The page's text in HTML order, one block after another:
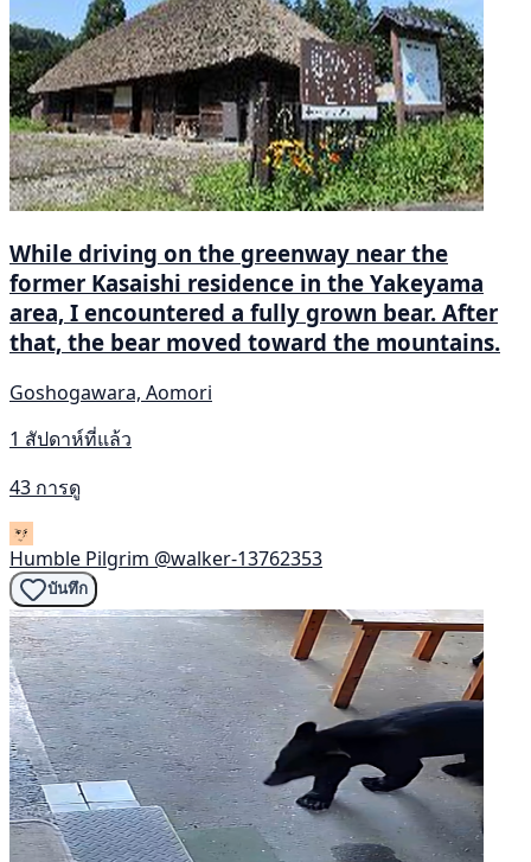
While driving on the greenway near the
former Kasaishi residence in the Yakeyama
area, I encountered a fully grown bear. After
that, the bear moved toward the mountains.
Goshogawara, Aomori
1 สัปดาห์ที่แล้ว
43 การดู
Humble Pilgrim @walker-13762353
บันทึก